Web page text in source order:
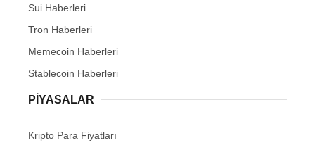
Sui Haberleri
Tron Haberleri
Memecoin Haberleri
Stablecoin Haberleri
PIYASALAR
Kripto Para Fiyatları